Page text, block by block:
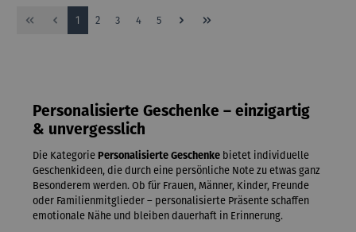
Seite
1 Seite
2 Seite
3 Seite
4 Seite
5
Personalisierte Geschenke – einzigartig
& unvergesslich
Die Kategorie Personalisierte Geschenke bietet individuelle
Geschenkideen, die durch eine persönliche Note zu etwas ganz
Besonderem werden. Ob für Frauen, Männer, Kinder, Freunde
oder Familienmitglieder – personalisierte Präsente schaffen
emotionale Nähe und bleiben dauerhaft in Erinnerung.